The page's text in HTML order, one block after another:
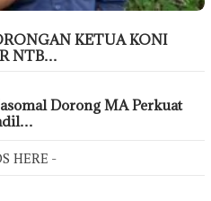
KETUA KONI
NTB…
Dorong MA Perkuat
HERE -